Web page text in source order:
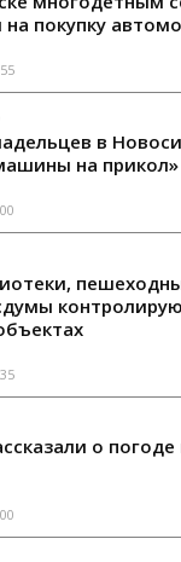
покупку
в
на прикол»
о